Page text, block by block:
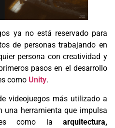
ya no está reservado para
de personas trabajando en
persona con creatividad y
pasos en el desarrollo
como Unity.
videojuegos más utilizado a
una herramienta que impulsa
como la arquitectura,